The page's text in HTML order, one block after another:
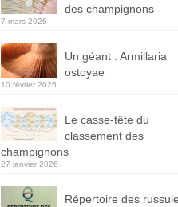
des champignons
7 mars 2026
Un géant : Armillaria
ostoyae
10 février 2026
Le casse-tête du
classement des
champignons
27 janvier 2026
Répertoire des